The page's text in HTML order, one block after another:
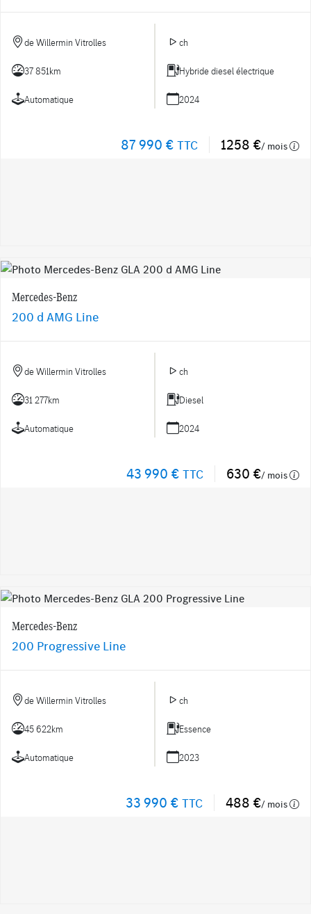
de Willermin Vitrolles ch
37 851km Hybride diesel électrique
Automatique 2024
87 990 € TTC 1258 €/ mois
Mercedes-Benz
200 d AMG Line
de Willermin Vitrolles ch
31 277km Diesel
Automatique 2024
43 990 € TTC 630 €/ mois
Mercedes-Benz
200 Progressive Line
de Willermin Vitrolles ch
45 622km Essence
Automatique 2023
33 990 € TTC 488 €/ mois